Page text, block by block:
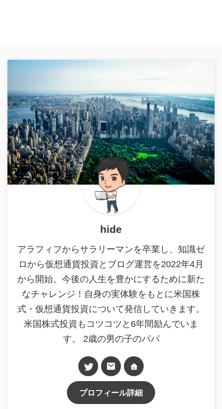
hide
アラフィフからサラリーマンを卒業し、知識ゼ
ロから仮想通貨投資とブログ運営を2022年4月
から開始。今後の人生を豊かにするために新た
なチャレンジ！自身の実体験をもとに米国株
式・仮想通貨投資について発信していきます。
米国株式投資もコツコツと6年間励んでいま
す。 2歳の男の子のパパ
プロフィール詳細